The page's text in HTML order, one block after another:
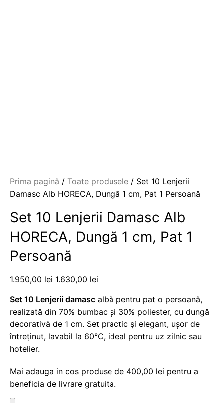
Prima pagină Toate produsele
Set 10 Lenjerii
Damasc Alb HORECA, Dungă 1 cm, Pat 1 Persoană
Set 10 Lenjerii Damasc Alb
HORECA, Dungă 1 cm, Pat 1
Persoană
1.950,00lei 1.630,00 lei
Set 10 Lenjerii damasc albă pentru pat o persoană,
realizată din 70% bumbac și 30% poliester, cu dungă
decorativă de 1 cm. Set practic și elegant, ușor de
întreținut, lavabil la 60°C, ideal pentru uz zilnic sau
hotelier.
Mai adauga in cos produse de 400,00 lei pentru a
beneficia de livrare gratuita.